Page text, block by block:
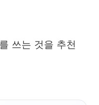
쓰는 것을 추천